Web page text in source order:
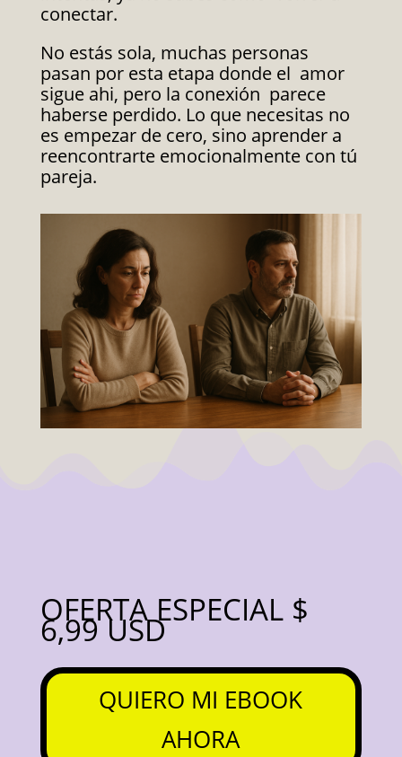
conectar.
No estás sola, muchas personas
pasan por esta etapa donde el amor
sigue ahi, pero la conexión parece
haberse perdido. Lo que necesitas no
es empezar de cero, sino aprender a
reencontrarte emocionalmente con tú
pareja.
OFERTA ESPECIAL $
6,99 USD
QUIERO MI EBOOK
AHORA